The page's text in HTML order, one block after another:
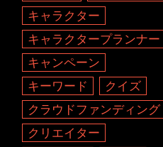
キャラクター
キャラクタープランナー
キャンペーン
キーワード
クイズ
クラウドファンディング
クリエイター